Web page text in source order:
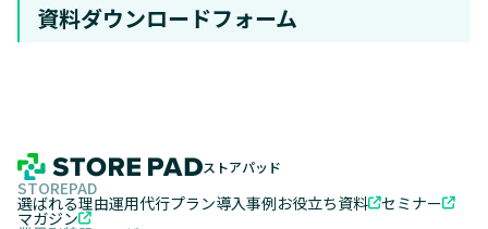
資料ダウンロードフォーム
ストアパッド
STOREPAD
選ばれる理由運用代行プラン導入事例お役立ち資料 セミナー
マガジン